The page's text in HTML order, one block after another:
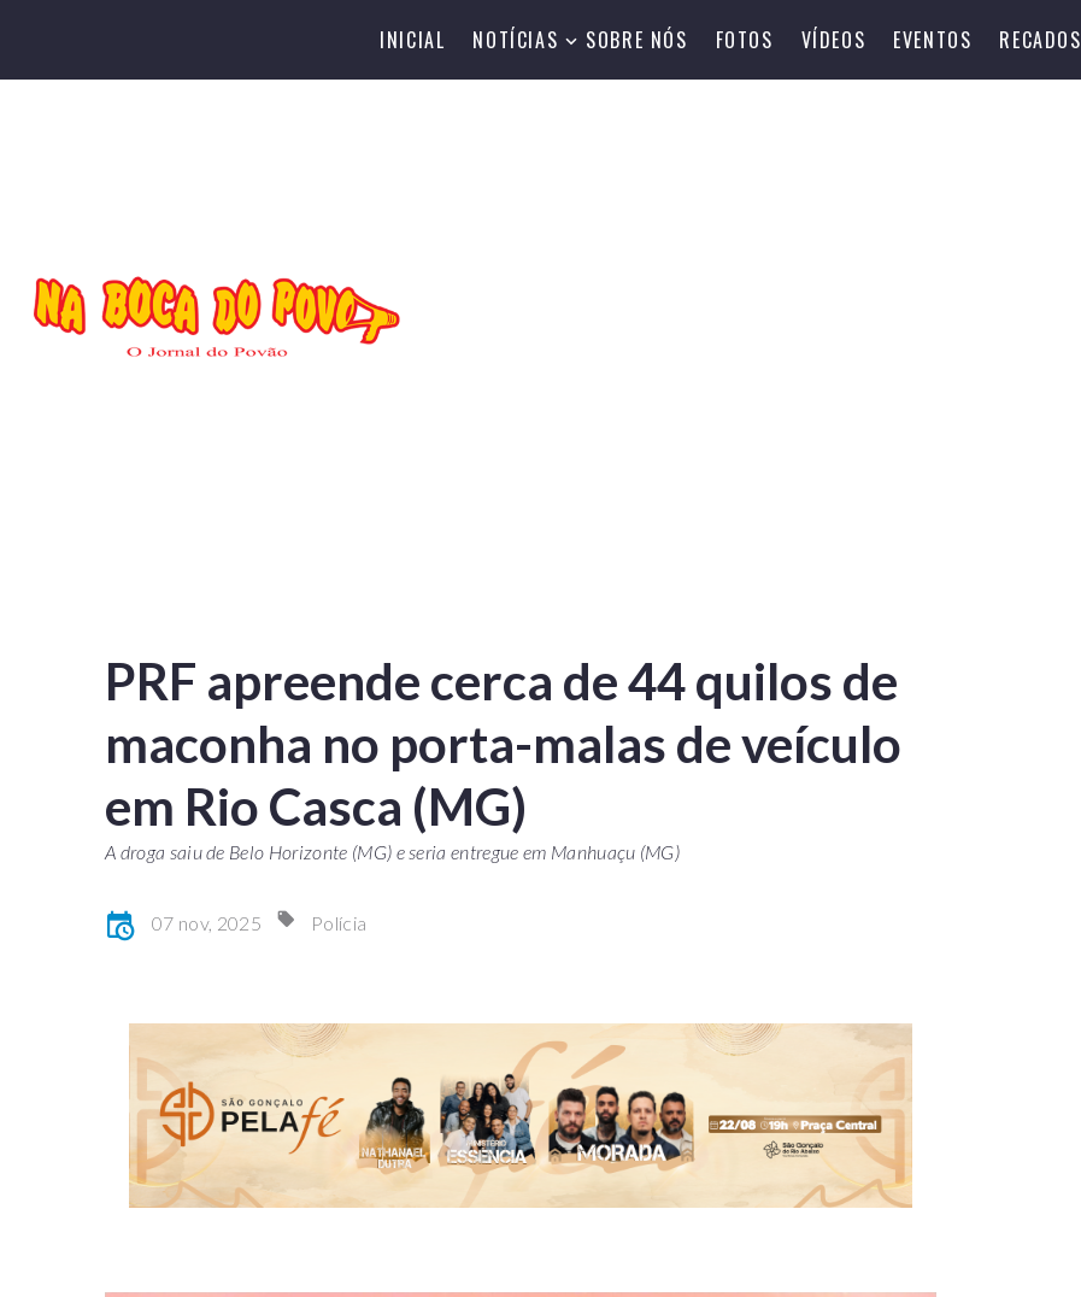
INICIAL NOTÍCIAS SOBRE NÓS FOTOS VÍDEOS EVENTOS RECADOS
PRF apreende cerca de 44 quilos de
maconha no porta-malas de veículo
em Rio Casca (MG)
A droga saiu de Belo Horizonte (MG) e seria entregue em Manhuaçu (MG)
07 nov, 2025 Polícia